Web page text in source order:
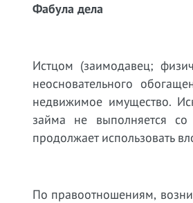
Фабула дела
Истцом (заимодавец;
неосновательного
недвижимое имущество.
займа не выполняется
продолжает использовать
По правоотношениям,